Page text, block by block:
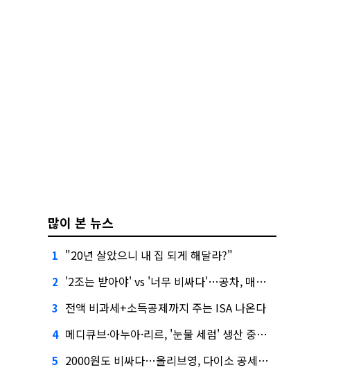
많이 본 뉴스
1 "20년 살았으니 내 집 되게 해달라?"
2 '2조는 받아야' vs '너무 비싸다'…공차, 매각 성공할까
3 전액 비과세+소득공제까지 주는 ISA 나온다
4 메디큐브·아누아·리르, '눈물 세럼' 생산 중단한다
5 2000원도 비싸다…올리브영, 다이소 공세에 '가성비'로 맞불